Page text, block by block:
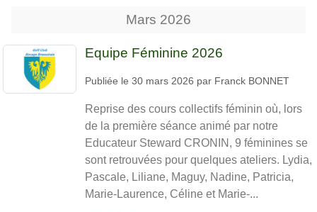
Mars 2026
Equipe Féminine 2026
Publiée le 30 mars 2026 par Franck BONNET
Reprise des cours collectifs féminin où, lors
de la première séance animé par notre
Educateur Steward CRONIN, 9 féminines se
sont retrouvées pour quelques ateliers. Lydia,
Pascale, Liliane, Maguy, Nadine, Patricia,
Marie-Laurence, Céline et Marie-...